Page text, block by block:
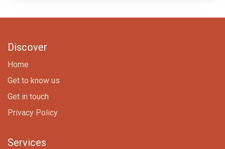
Discover
Home
Get to know us
Get in touch
Privacy Policy
Services